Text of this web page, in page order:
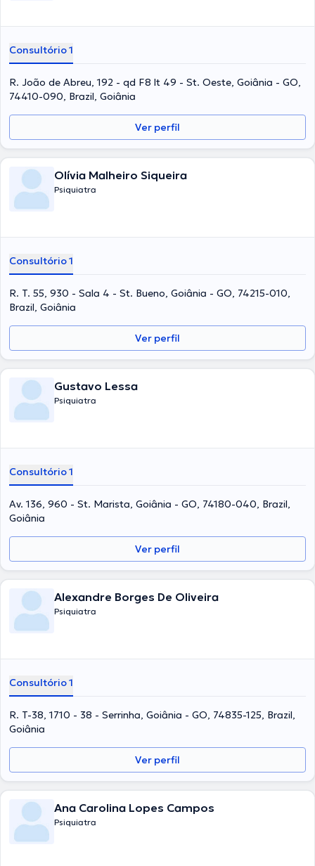
Consultório 1
R. João de Abreu, 192 - qd F8 lt 49 - St. Oeste, Goiânia - GO,
74410-090, Brazil, Goiânia
Ver perfil
Olívia Malheiro Siqueira
Psiquiatra
Consultório 1
R. T. 55, 930 - Sala 4 - St. Bueno, Goiânia - GO, 74215-010,
Brazil, Goiânia
Ver perfil
Gustavo Lessa
Psiquiatra
Consultório 1
Av. 136, 960 - St. Marista, Goiânia - GO, 74180-040, Brazil,
Goiânia
Ver perfil
Alexandre Borges De Oliveira
Psiquiatra
Consultório 1
R. T-38, 1710 - 38 - Serrinha, Goiânia - GO, 74835-125, Brazil,
Goiânia
Ver perfil
Ana Carolina Lopes Campos
Psiquiatra